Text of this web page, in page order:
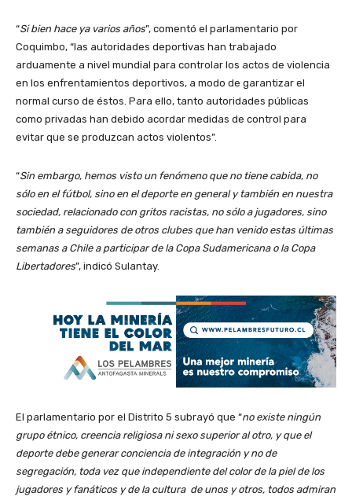
“Si bien hace ya varios años”, comentó el parlamentario por
Coquimbo, “las autoridades deportivas han trabajado
arduamente a nivel mundial para controlar los actos de violencia
en los enfrentamientos deportivos, a modo de garantizar el
normal curso de éstos. Para ello, tanto autoridades públicas
como privadas han debido acordar medidas de control para
evitar que se produzcan actos violentos”.
“Sin embargo, hemos visto un fenómeno que no tiene cabida, no
sólo en el fútbol, sino en el deporte en general y también en nuestra
sociedad, relacionado con gritos racistas, no sólo a jugadores, sino
también a seguidores de otros clubes que han venido estas últimas
semanas a Chile a participar de la Copa Sudamericana o la Copa
Libertadores”, indicó Sulantay.
El parlamentario por el Distrito 5 subrayó que “no existe ningún
grupo étnico, creencia religiosa ni sexo superior al otro, y que el
deporte debe generar conciencia de integración y no de
segregación, toda vez que independiente del color de la piel de los
jugadores y fanáticos y de la cultura de unos y otros, todos admiran